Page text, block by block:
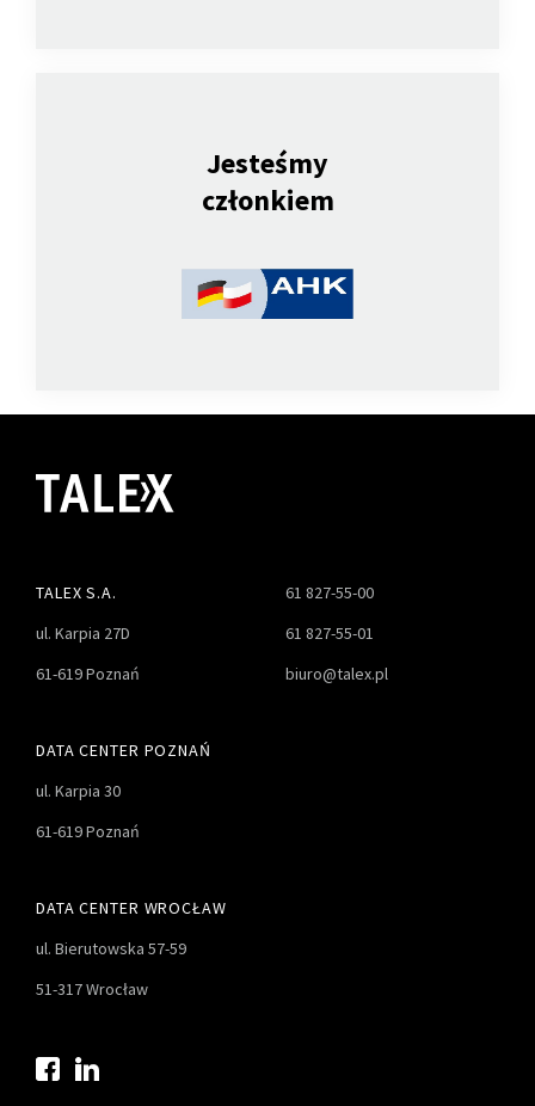
Jesteśmy
członkiem
TALEX S.A.
ul. Karpia 27D
61-619 Poznań
61 827-55-00
61 827-55-01
biuro@talex.pl
DATA CENTER POZNAŃ
ul. Karpia 30
61-619 Poznań
DATA CENTER WROCŁAW
ul. Bierutowska 57-59
51-317 Wrocław